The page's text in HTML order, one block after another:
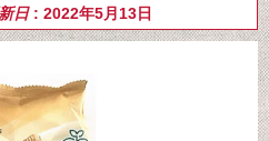
日: 2022年5月13日